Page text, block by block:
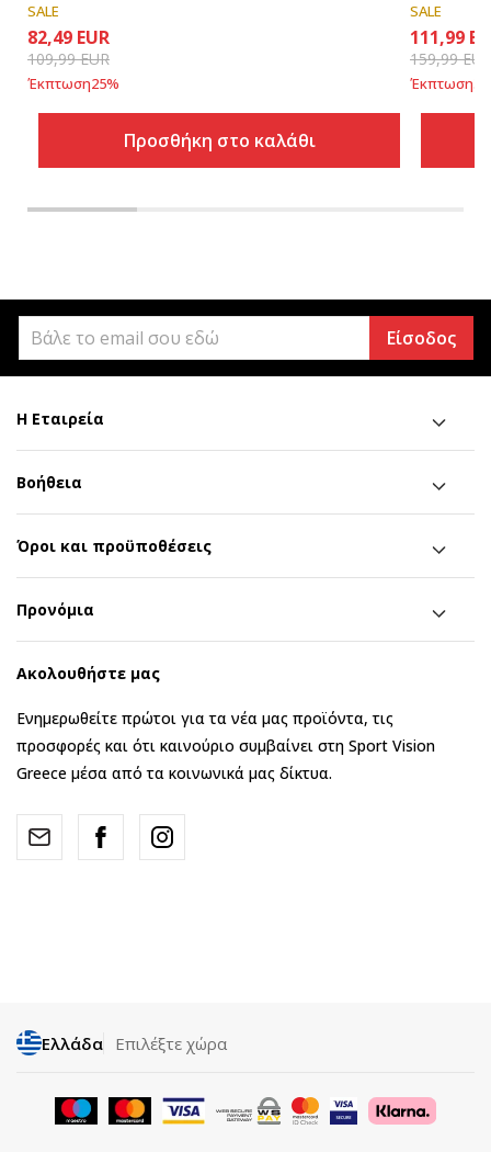
SALE
82,49 EUR
109,99EUR
Έκπτωση25%
Προσθήκη στο καλάθι
SALE
111,99
159,99EUR
Έκπτωση30
Είσοδος
Η Εταιρεία
Βοήθεια
Όροι και προϋποθέσεις
Προνόμια
Ακολουθήστε μας
Ενημερωθείτε πρώτοι για τα νέα μας προϊόντα, τις
προσφορές και ότι καινούριο συμβαίνει στη Sport Vision
Greece μέσα από τα κοινωνικά μας δίκτυα.
Ελλάδα Επιλέξτε χώρα